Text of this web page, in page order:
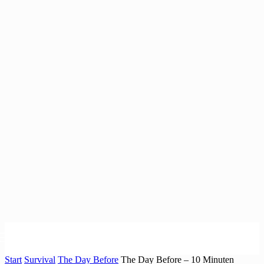
Start Survival The Day Before The Day Before – 10 Minuten